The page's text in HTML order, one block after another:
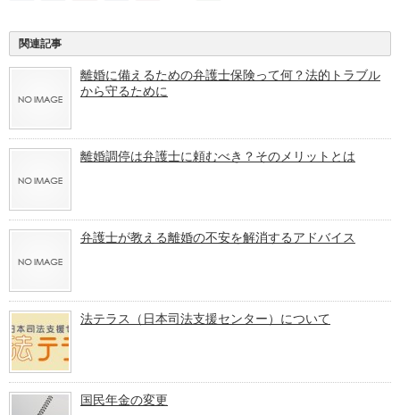
関連記事
離婚に備えるための弁護士保険って何？法的トラブル
から守るために
離婚調停は弁護士に頼むべき？そのメリットとは
弁護士が教える離婚の不安を解消するアドバイス
法テラス（日本司法支援センター）について
国民年金の変更